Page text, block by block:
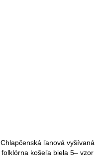
Chlapčenská ľanová vyšívaná
folklórna košeľa biela 5– vzor